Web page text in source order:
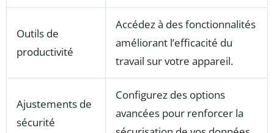
Outils de
productivité
Accédez à des fonctionnalités
améliorant l’efficacité du
travail sur votre appareil.
Ajustements de
sécurité
Configurez des options
avancées pour renforcer la